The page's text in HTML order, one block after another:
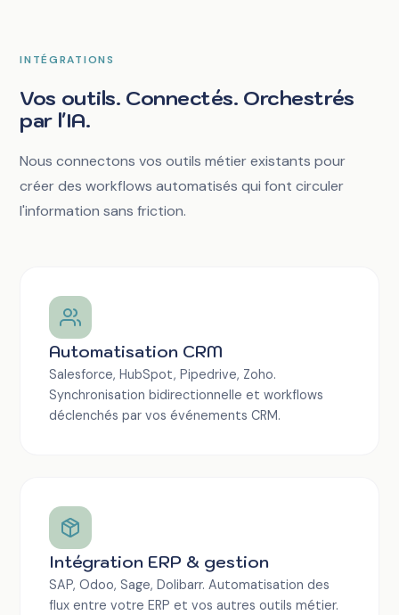
INTÉGRATIONS
Vos outils. Connectés. Orchestrés
par l'IA.
Nous connectons vos outils métier existants pour
créer des workflows automatisés qui font circuler
l'information sans friction.
Automatisation CRM
Salesforce, HubSpot, Pipedrive, Zoho.
Synchronisation bidirectionnelle et workflows
déclenchés par vos événements CRM.
Intégration ERP & gestion
SAP, Odoo, Sage, Dolibarr. Automatisation des
flux entre votre ERP et vos autres outils métier.